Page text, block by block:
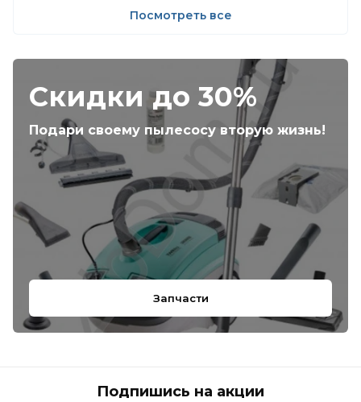
Посмотреть все
Скидки до 30%
Подари своему пылесосу вторую жизнь!
Запчасти
Подпишись на акции